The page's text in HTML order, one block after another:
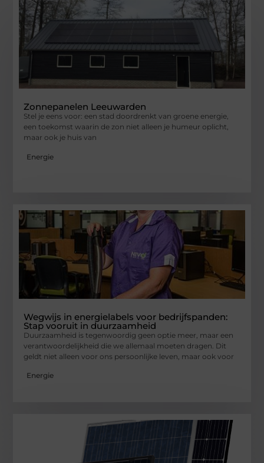
Zonnepanelen Leeuwarden
Stel je eens voor: een stad doordrenkt van groene energie,
een toekomst waarin de zon niet alleen je humeur oplicht,
maar ook je huis van
Energie
Wegwijs in energielabels voor bedrijfspanden:
Stap vooruit in duurzaamheid
Duurzaamheid is tegenwoordig geen optie meer, maar een
verantwoordelijkheid die we allemaal moeten dragen. Dit
geldt niet alleen voor ons persoonlijke leven, maar ook voor
Energie